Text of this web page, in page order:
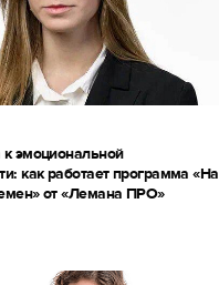
эмоциональной
как работает программа «На
от «Лемана ПРО»